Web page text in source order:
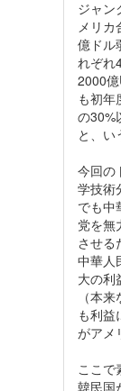
ジャン
メリ
億ドル
れぞれ
2000
も初年
の30%
と、い
今回の
学技術
でも中
党を無
させる
中華人
大の利
（本
も利益
がアメ
ここで
韓民国